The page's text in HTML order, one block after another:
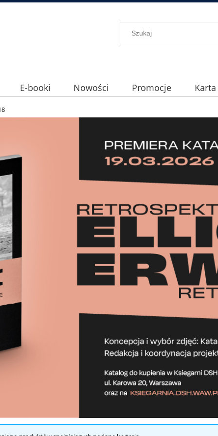
E-booki Nowości Promocje Karta